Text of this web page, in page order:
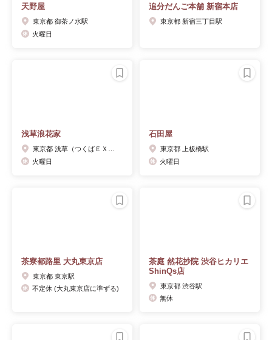
天野屋
東京都 御茶ノ水駅
火曜日
追分だんご本舗 新宿本店
東京都 新宿三丁目駅
浅草浪花家
火曜日
石田屋
東京都 上板橋駅
火曜日
茶寮都路里 大丸東京店
東京都 東京駅
不定休 (大丸東京店に準ずる)
茶庭 然花抄院 渋谷ヒカリエ
ShinQs店
東京都 渋谷駅
無休